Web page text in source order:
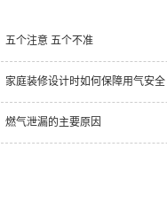
五个注意 五个不准
家庭装修设计时如何保障用气安全
燃气泄漏的主要原因